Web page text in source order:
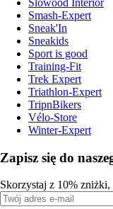
Slowood Interior
Smash-Expert
Sneak'In
Sneakids
Sport is good
Training-Fit
Trek Expert
Triathlon-Expert
TripnBikers
Vélo-Store
Winter-Expert
Zapisz się do
Skorzystaj z 10% zniżki,